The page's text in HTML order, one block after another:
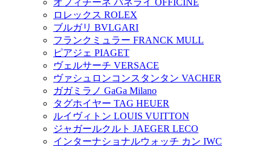
ロレックス ROLEX
ブルガリ BVLGARI
フランクミュラー FRANCK MULL
ピアジェ PIAGET
ヴェルサーチ VERSACE
ヴァシュロンコンスタンタン VACHER
ガガミラノ GaGa Milano
タグホイヤー TAG HEUER
ルイヴィトン LOUIS VUITTON
ジャガールクルト JAEGER LECO
インターナショナルウォッチ カン IWC